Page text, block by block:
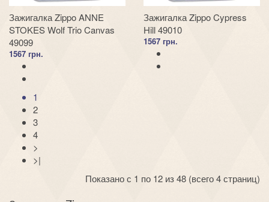
Зажигалка Zippo ANNE
STOKES Wolf Trio Canvas
49099
1567 грн.
Зажигалка Zippo Cypress
Hill 49010
1567 грн.
1
2
3
4
>
>|
Показано с 1 по 12 из 48 (всего 4 страниц)